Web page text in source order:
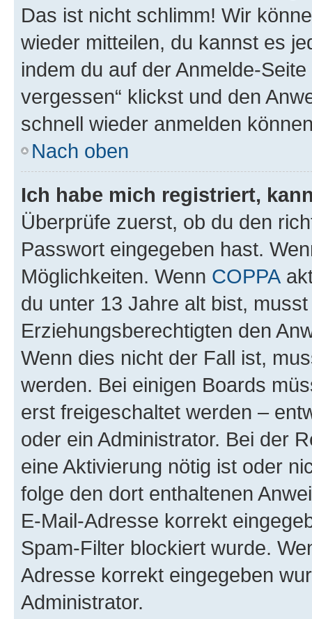
Das ist nicht schlimm! Wir
wieder mitteilen, du kannst es
indem du auf der Anmelde-
vergessen“ klickst und den
schnell wieder anmelden
Nach oben
Ich habe mich registriert,
Überprüfe zuerst, ob du den
Passwort eingegeben hast.
Möglichkeiten. Wenn COPPA
du unter 13 Jahre alt bist,
Erziehungsberechtigten den
Wenn dies nicht der Fall ist,
werden. Bei einigen Boards
erst freigeschaltet werden –
oder ein Administrator. Bei der
eine Aktivierung nötig ist oder
folge den dort enthaltenen
E-Mail-Adresse korrekt
Spam-Filter blockiert wurde.
Adresse korrekt eingegeben
Administrator.